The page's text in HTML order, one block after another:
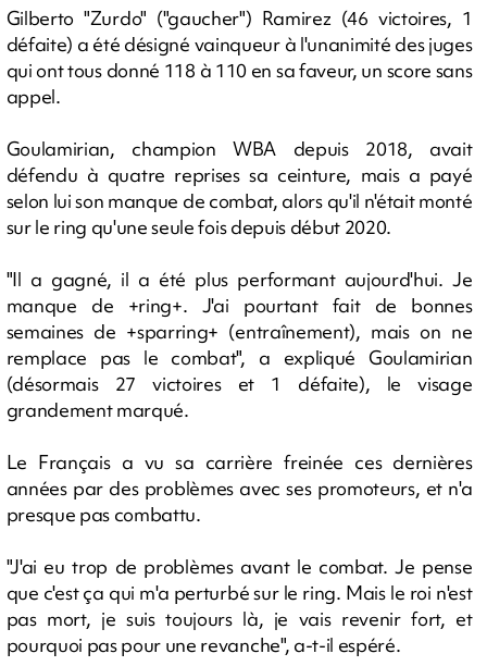
Gilberto "Zurdo" ("gaucher") Ramirez (46 victoires, 1
défaite) a été désigné vainqueur à l'unanimité des juges
qui ont tous donné 118 à 110 en sa faveur, un score sans
appel.
Goulamirian, champion WBA depuis 2018, avait
défendu à quatre reprises sa ceinture, mais a payé
selon lui son manque de combat, alors qu'il n'était monté
sur le ring qu'une seule fois depuis début 2020.
"Il a gagné, il a été plus performant aujourd'hui. Je
manque de +ring+. J'ai pourtant fait de bonnes
semaines de +sparring+ (entraînement), mais on ne
remplace pas le combat", a expliqué Goulamirian
(désormais 27 victoires et 1 défaite), le visage
grandement marqué.
Le Français a vu sa carrière freinée ces dernières
années par des problèmes avec ses promoteurs, et n'a
presque pas combattu.
"J'ai eu trop de problèmes avant le combat. Je pense
que c'est ça qui m'a perturbé sur le ring. Mais le roi n'est
pas mort, je suis toujours là, je vais revenir fort, et
pourquoi pas pour une revanche", a-t-il espéré.